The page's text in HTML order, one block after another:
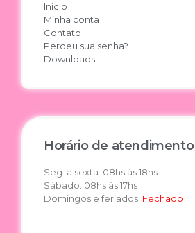
Início
Minha conta
Contato
Perdeu sua senha?
Downloads
Horário de atendimento
Seg. a sexta: 08hs às 18hs
Sábado: 08hs às 17hs
Domingos e feriados: Fechado